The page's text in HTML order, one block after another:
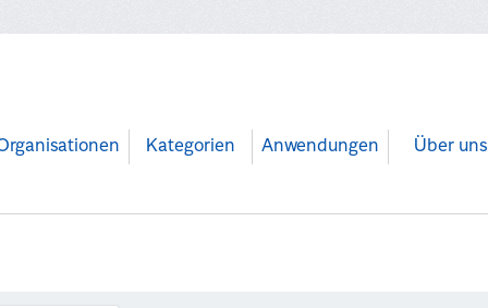
Kategorien Anwendungen Über uns